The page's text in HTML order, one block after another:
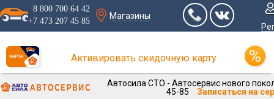
8 800 700 64 42
+7 473 207 45 85
Магазины
Активировать скидочную карту
Автосила СТО - Автосервис нового
45-85
Записаться на